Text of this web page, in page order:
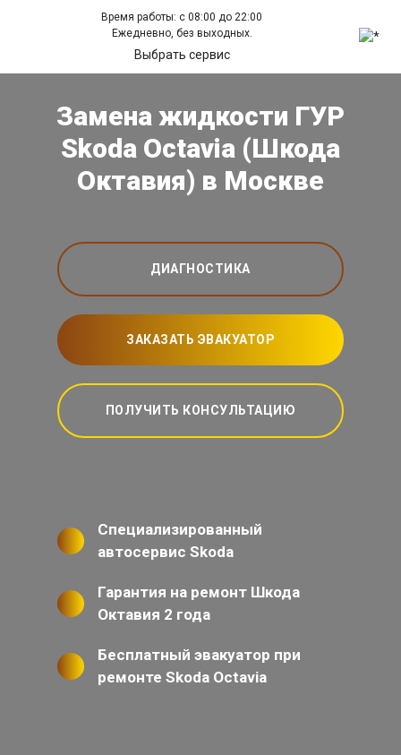
Время работы: с 08:00 до 22:00
Ежедневно, без выходных.
Выбрать сервис
Замена жидкости ГУР
Skoda Octavia (Шкода
Октавия) в Москве
ДИАГНОСТИКА
ЗАКАЗАТЬ ЭВАКУАТОР
ПОЛУЧИТЬ КОНСУЛЬТАЦИЮ
Специализированный
автосервис Skoda
Гарантия на ремонт Шкода
Октавия 2 года
Бесплатный эвакуатор при
ремонте Skoda Octavia